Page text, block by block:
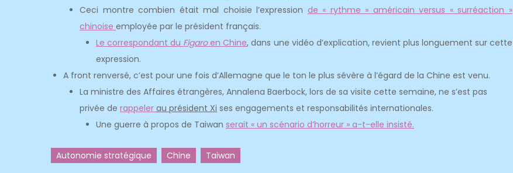
Ceci montre combien était mal choisie l’expression de « rythme » américain versus « surréaction »
chinoise employée par le président français.
Le correspondant du Figaroen Chine, dans une vidéo d’explication, revient plus longuement sur cette
expression.
A front renversé, c’est pour une fois d’Allemagne que le ton le plus sévère à l’égard de la Chine est venu.
La ministre des Affaires étrangères, Annalena Baerbock, lors de sa visite cette semaine, ne s’est pas
privée de rappeler au président Xi ses engagements et responsabilités internationales.
Une guerre à propos de Taiwan serait « un scénario d’horreur » a-t-elle insisté.
Autonomie stratégique Chine Taiwan